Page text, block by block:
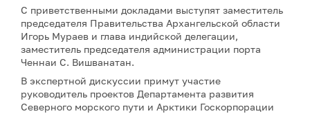
С приветственными докладами выступят заместитель
председателя Правительства Архангельской области
Игорь Мураев и глава индийской делегации,
заместитель председателя администрации порта
Ченнаи С. Вишванатан.
В экспертной дискуссии примут участие
руководитель проектов Департамента развития
Северного морского пути и Арктики Госкорпорации